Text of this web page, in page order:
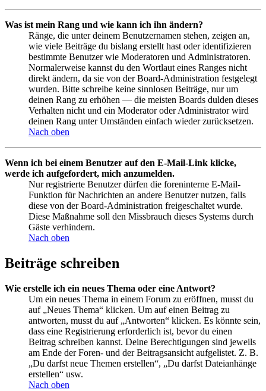
Was ist mein Rang und wie kann ich ihn ändern?
Ränge, die unter deinem Benutzernamen stehen, zeigen an,
wie viele Beiträge du bislang erstellt hast oder identifizieren
bestimmte Benutzer wie Moderatoren und Administratoren.
Normalerweise kannst du den Wortlaut eines Ranges nicht
direkt ändern, da sie von der Board-Administration festgelegt
wurden. Bitte schreibe keine sinnlosen Beiträge, nur um
deinen Rang zu erhöhen — die meisten Boards dulden dieses
Verhalten nicht und ein Moderator oder Administrator wird
deinen Rang unter Umständen einfach wieder zurücksetzen.
Nach oben
Wenn ich bei einem Benutzer auf den E-Mail-Link klicke,
werde ich aufgefordert, mich anzumelden.
Nur registrierte Benutzer dürfen die foreninterne E-Mail-
Funktion für Nachrichten an andere Benutzer nutzen, falls
diese von der Board-Administration freigeschaltet wurde.
Diese Maßnahme soll den Missbrauch dieses Systems durch
Gäste verhindern.
Nach oben
Beiträge schreiben
Wie erstelle ich ein neues Thema oder eine Antwort?
Um ein neues Thema in einem Forum zu eröffnen, musst du
auf „Neues Thema“ klicken. Um auf einen Beitrag zu
antworten, musst du auf „Antworten“ klicken. Es könnte sein,
dass eine Registrierung erforderlich ist, bevor du einen
Beitrag schreiben kannst. Deine Berechtigungen sind jeweils
am Ende der Foren- und der Beitragsansicht aufgelistet. Z. B.
„Du darfst neue Themen erstellen“, „Du darfst Dateianhänge
erstellen“ usw.
Nach oben